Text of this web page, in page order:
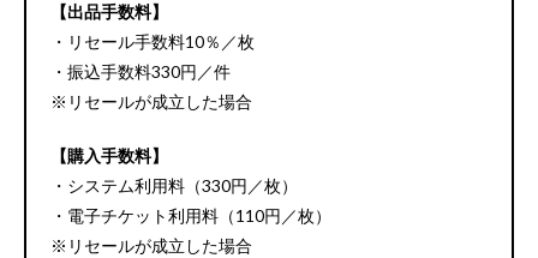
【出品手数料】
・リセール手数料10％／枚
・振込手数料330円／件
※リセールが成立した場合
【購入手数料】
・システム利用料（330円／枚）
・電子チケット利用料（110円／枚）
※リセールが成立した場合